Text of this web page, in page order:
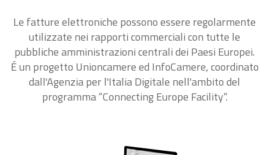
Le fatture elettroniche possono essere regolarmente
utilizzate nei rapporti commerciali con tutte le
pubbliche amministrazioni centrali dei Paesi Europei.
É un progetto Unioncamere ed InfoCamere, coordinato
dall'Agenzia per l'Italia Digitale nell'ambito del
programma “Connecting Europe Facility“.